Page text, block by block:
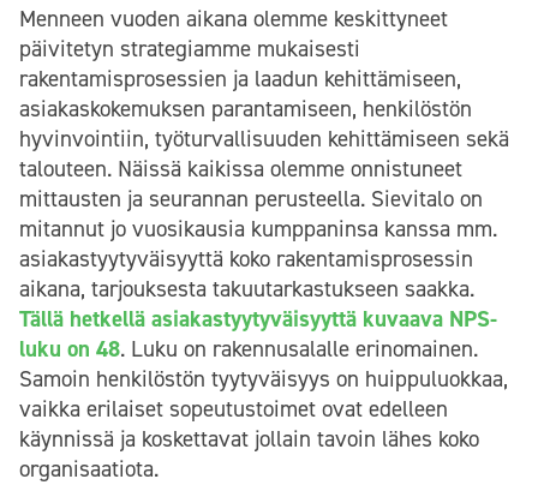
Menneen vuoden aikana olemme keskittyneet
päivitetyn strategiamme mukaisesti
rakentamisprosessien ja laadun kehittämiseen,
asiakaskokemuksen parantamiseen, henkilöstön
hyvinvointiin, työturvallisuuden kehittämiseen sekä
talouteen. Näissä kaikissa olemme onnistuneet
mittausten ja seurannan perusteella. Sievitalo on
mitannut jo vuosikausia kumppaninsa kanssa mm.
asiakastyytyväisyyttä koko rakentamisprosessin
aikana, tarjouksesta takuutarkastukseen saakka.
Tällä hetkellä asiakastyytyväisyyttä kuvaava NPS-
luku on 48. Luku on rakennusalalle erinomainen.
Samoin henkilöstön tyytyväisyys on huippuluokkaa,
vaikka erilaiset sopeutustoimet ovat edelleen
käynnissä ja koskettavat jollain tavoin lähes koko
organisaatiota.